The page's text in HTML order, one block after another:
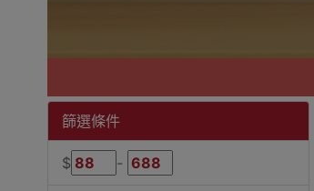
篩選條件
$ -